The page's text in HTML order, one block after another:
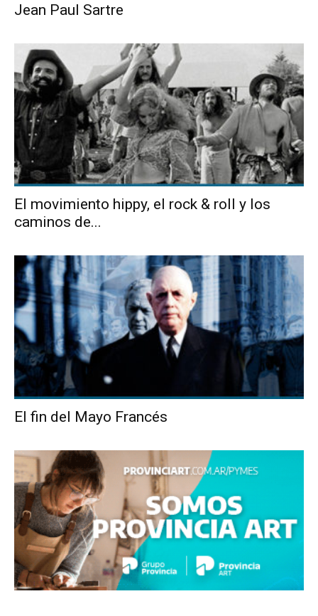
Jean Paul Sartre
El movimiento hippy, el rock & roll y los
caminos de...
El fin del Mayo Francés